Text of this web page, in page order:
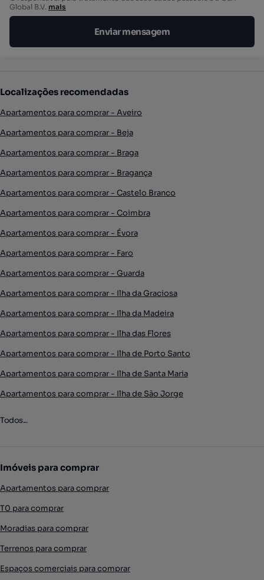
Global B.V. mais
Enviar mensagem
Localizações recomendadas
Apartamentos para comprar - Aveiro
Apartamentos para comprar - Beja
Apartamentos para comprar - Braga
Apartamentos para comprar - Bragança
Apartamentos para comprar - Castelo Branco
Apartamentos para comprar - Coimbra
Apartamentos para comprar - Évora
Apartamentos para comprar - Faro
Apartamentos para comprar - Guarda
Apartamentos para comprar - Ilha da Graciosa
Apartamentos para comprar - Ilha da Madeira
Apartamentos para comprar - Ilha das Flores
Apartamentos para comprar - Ilha de Porto Santo
Apartamentos para comprar - Ilha de Santa Maria
Apartamentos para comprar - Ilha de São Jorge
Todos...
Imóveis para comprar
Apartamentos para comprar
T0 para comprar
Moradias para comprar
Terrenos para comprar
Espaços comerciais para comprar